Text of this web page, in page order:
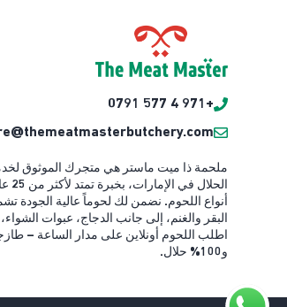
+971 4 577 0791
ملحمة ذا ميت ماستر هي متجرك الموثوق
أنواع اللحوم. نضمن لك لحوماً عالية الجودة
البقر والغنم، إلى جانب الدجاج، عبوات
اطلب اللحوم أونلاين على مدار الساعة –
و100% حلال.